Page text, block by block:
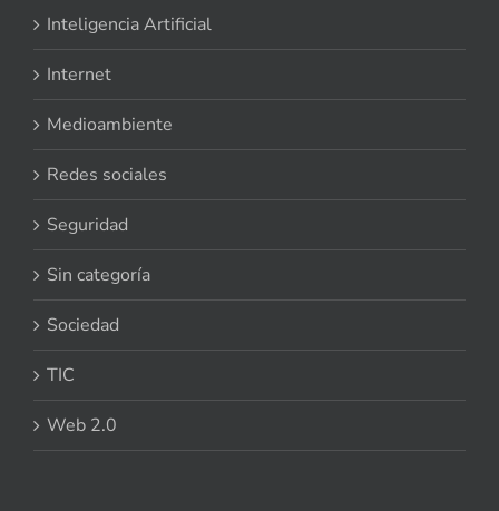
Inteligencia Artificial
Internet
Medioambiente
Redes sociales
Seguridad
Sin categoría
Sociedad
TIC
Web 2.0